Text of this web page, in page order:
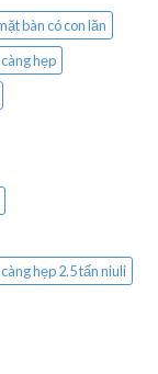
bàn có con lăn
hẹp
hẹp 2.5 tấn niuli